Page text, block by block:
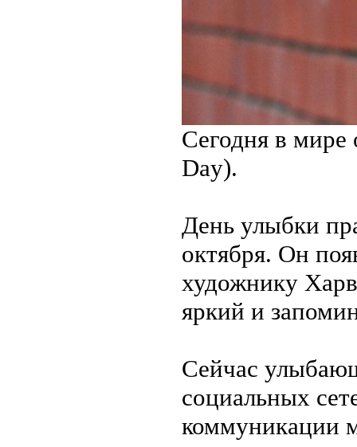
Сегодня в мире
Day).
День улыбки
октября. Он
художнику
яркий и
Сейчас
социальных
коммуникации